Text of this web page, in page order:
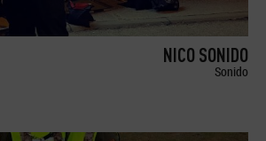
NICO SONIDO
Sonido